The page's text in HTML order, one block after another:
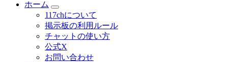
ホーム
117chについて
掲示板の利用ルール
チャットの使い方
公式X
お問い合わせ